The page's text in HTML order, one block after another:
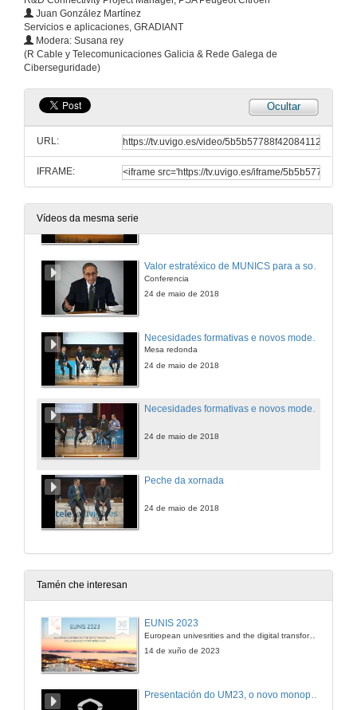
Juan González Martínez
Servicios e aplicaciones, GRADIANT
Modera: Susana rey
(R Cable y Telecomunicaciones Galicia & Rede Galega de
Ciberseguridade)
Ocultar
URL:
IFRAME:
Vídeos da mesma serie
Perspectivas de emprego en Galicia
24 de maio de 2018
Valor estratéxico de MUNICS para a sociedade
Conferencia
24 de maio de 2018
Mesa redonda
24 de maio de 2018
Necesidades formativas e novos modelos empresariais (Rolda de preguntas)
24 de maio de 2018
Peche da xornada
24 de maio de 2018
Tamén che interesan
EUNIS 2023
European univesrities and the digital transformation: challenges and opportunities ahead
14 de xuño de 2023